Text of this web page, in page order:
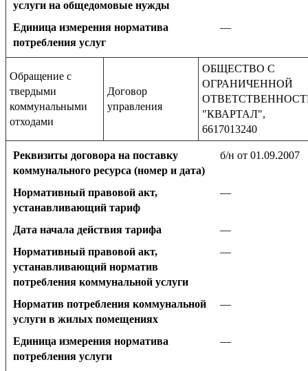
услуги на общедомовые нужды
Единица измерения норматива
потребления услуг
—
Обращение с
твердыми
коммунальными
отходами
Договор
управления
ОБЩЕСТВО С
ОГРАНИЧЕННОЙ
"КВАРТАЛ",
6617013240
Реквизиты договора на поставку
коммунального ресурса (номер и дата)
б/н от 01.09.2007
Нормативный правовой акт,
устанавливающий тариф
—
Дата начала действия тарифа
—
Нормативный правовой акт,
устанавливающий норматив
потребления коммунальной услуги
—
Норматив потребления коммунальной
услуги в жилых помещениях
—
Единица измерения норматива
потребления услуги
—